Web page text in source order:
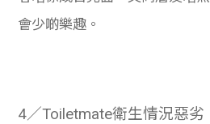
會少啲樂趣。
4／Toiletmate衛生情況惡劣